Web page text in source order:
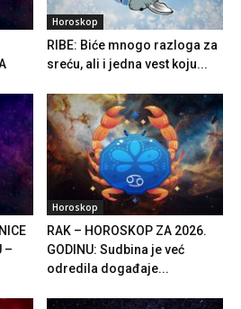
Horoskop
RIBE: Biće mnogo razloga za
sreću, ali i jedna vest koju...
–
Horoskop
RAK – HOROSKOP ZA 2026.
GODINU: Sudbina je već
odredila događaje...